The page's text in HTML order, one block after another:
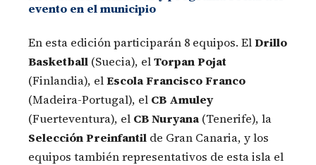
evento en el municipio
En esta edición participarán 8 equipos. ElDrillo
Basketball (Suecia), elTorpan Pojat
(Finlandia), elEscola Francisco Franco
(Madeira-Portugal), el CB Amuley
(Fuerteventura), el CB Nuryana (Tenerife), la
Selección Preinfantil de Gran Canaria, y los
equipos también representativos de esta isla el